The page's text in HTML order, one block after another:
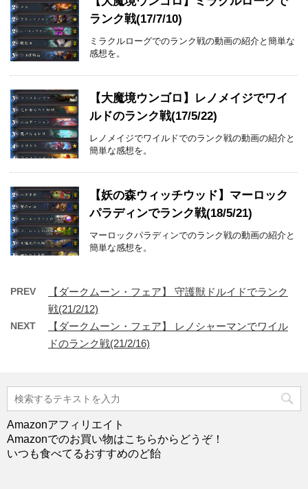
ランク戦(17/7/10)
ミラクルローグでのランク戦の動画の紹介と簡単な
感想を。
【大魔境ウンゴロ】レノメイジでワイ
ルドのランク戦(17/5/22)
レノメイジでワイルドでのランク戦の動画の紹介と
簡単な感想を。
【妖の森ウィッチウッド】マーロック
パラディンでランク戦(18/5/21)
マーロックパラディンでのランク戦の動画の紹介と
簡単な感想を。
PREV
【ダークムーン・フェア】 守護獣ドルイドでランク
戦(21/2/12)
NEXT
【ダークムーン・フェア】 レノシャーマンでワイル
ドのランク戦(21/2/16)
Amazonアフィリエイト
Amazonでのお買い物はこちらからどうぞ！
いつも食べてるおすすめのど飴